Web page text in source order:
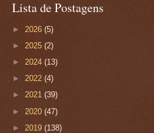
Lista de Postagens
► 2026 (5)
► 2025 (2)
► 2024 (13)
► 2022 (4)
► 2021 (39)
► 2020 (47)
► 2019 (138)